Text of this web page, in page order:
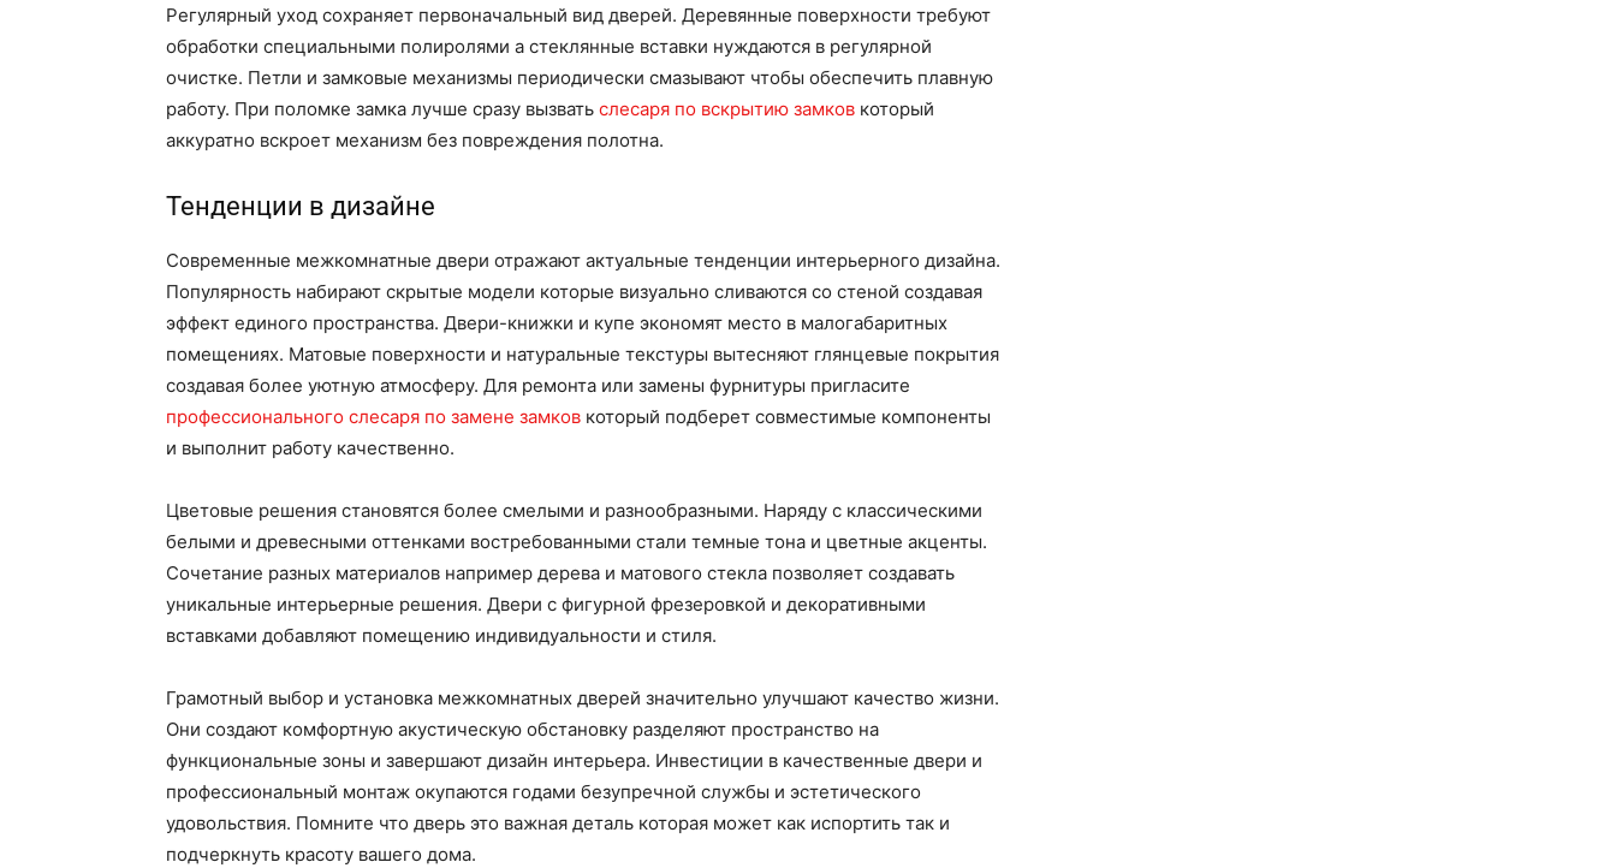
Регулярный уход сохраняет первоначальный вид дверей. Деревянные поверхности требуют
обработки специальными полиролями а стеклянные вставки нуждаются в регулярной
очистке. Петли и замковые механизмы периодически смазывают чтобы обеспечить плавную
работу. При поломке замка лучше сразу вызвать слесаря по вскрытию замков который
аккуратно вскроет механизм без повреждения полотна.
Тенденции в дизайне
Современные межкомнатные двери отражают актуальные тенденции интерьерного дизайна.
Популярность набирают скрытые модели которые визуально сливаются со стеной создавая
эффект единого пространства. Двери-книжки и купе экономят место в малогабаритных
помещениях. Матовые поверхности и натуральные текстуры вытесняют глянцевые покрытия
создавая более уютную атмосферу. Для ремонта или замены фурнитуры пригласите
профессионального слесаря по замене замков который подберет совместимые компоненты
и выполнит работу качественно.
Цветовые решения становятся более смелыми и разнообразными. Наряду с классическими
белыми и древесными оттенками востребованными стали темные тона и цветные акценты.
Сочетание разных материалов например дерева и матового стекла позволяет создавать
уникальные интерьерные решения. Двери с фигурной фрезеровкой и декоративными
вставками добавляют помещению индивидуальности и стиля.
Грамотный выбор и установка межкомнатных дверей значительно улучшают качество жизни.
Они создают комфортную акустическую обстановку разделяют пространство на
функциональные зоны и завершают дизайн интерьера. Инвестиции в качественные двери и
профессиональный монтаж окупаются годами безупречной службы и эстетического
удовольствия. Помните что дверь это важная деталь которая может как испортить так и
подчеркнуть красоту вашего дома.